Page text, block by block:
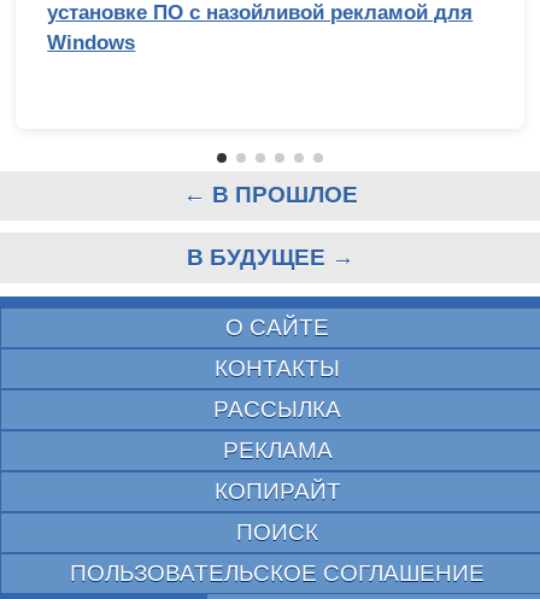
установке ПО с назойливой рекламой для
Windows
← В ПРОШЛОЕ
В БУДУЩЕЕ →
О САЙТЕ
КОНТАКТЫ
РАССЫЛКА
РЕКЛАМА
КОПИРАЙТ
ПОИСК
ПОЛЬЗОВАТЕЛЬСКОЕ СОГЛАШЕНИЕ